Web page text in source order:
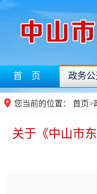
首 页 政务公
您当前的位置： 首页>
关于《中山市